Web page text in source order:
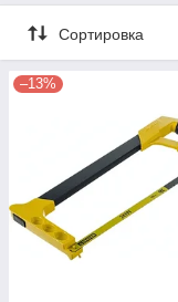
Сортировка
–13%